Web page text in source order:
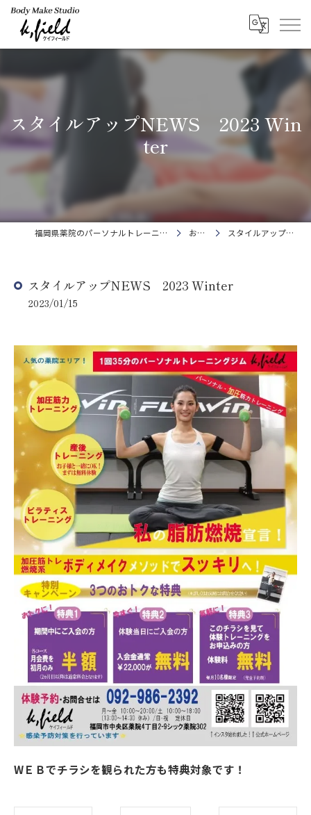
スタイルアップNEWS 2023 Win
ter
福岡県薬院のパーソナルトレーニングならBody Make Studio k.field お知らせ スタイルアップNEWS 2023 Winter
スタイルアップNEWS 2023 Winter
2023/01/15
WＥＢでチラシを観られた方も特典対象です！